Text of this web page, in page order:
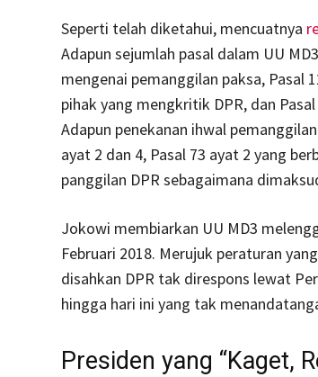
Seperti telah diketahui, mencuatnya
Adapun sejumlah pasal dalam UU
mengenai pemanggilan paksa, Pasal
pihak yang mengkritik DPR, dan
Adapun penekanan ihwal
ayat 2 dan 4, Pasal 73 ayat 2 yang
panggilan DPR sebagaimana
Jokowi membiarkan UU MD3
Februari 2018. Merujuk peraturan
disahkan DPR tak direspons lewat
hingga hari ini yang tak
Presiden yang “Kaget,